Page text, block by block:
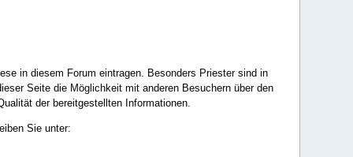
in diesem Forum eintragen. Besonders Priester sind in
Seite die Möglichkeit mit anderen Besuchern über den
der bereitgestellten Informationen.
Sie unter: